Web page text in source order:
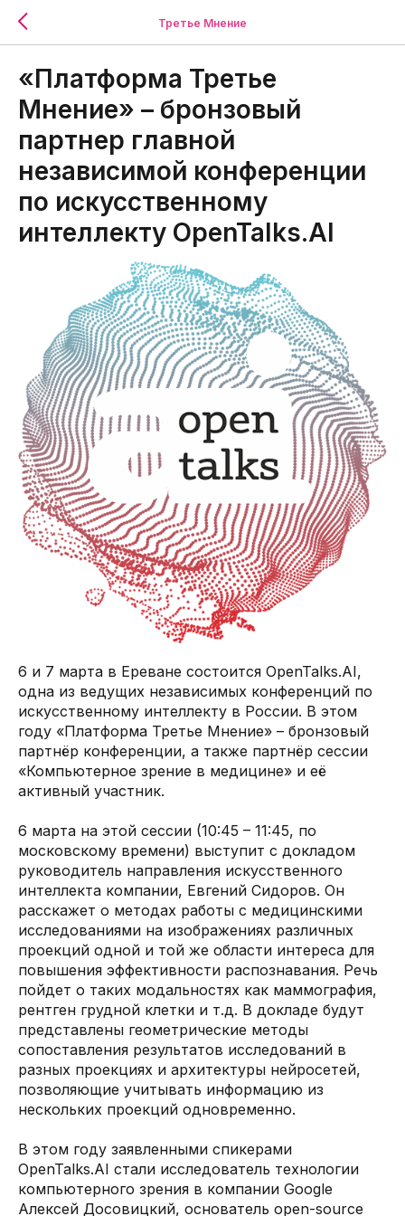
Третье Мнение
«Платформа Третье
Мнение» – бронзовый
партнер главной
независимой конференции
по искусственному
интеллекту OpenTalks.AI
6 и 7 марта в Ереване состоится OpenTalks.AI,
одна из ведущих независимых конференций по
искусственному интеллекту в России. В этом
году «Платформа Третье Мнение» – бронзовый
партнёр конференции, а также партнёр сессии
«Компьютерное зрение в медицине» и её
активный участник.
6 марта на этой сессии (10:45 – 11:45, по
московскому времени) выступит с докладом
руководитель направления искусственного
интеллекта компании, Евгений Сидоров. Он
расскажет о методах работы с медицинскими
исследованиями на изображениях различных
проекций одной и той же области интереса для
повышения эффективности распознавания. Речь
пойдет о таких модальностях как маммография,
рентген грудной клетки и т.д. В докладе будут
представлены геометрические методы
сопоставления результатов исследований в
разных проекциях и архитектуры нейросетей,
позволяющие учитывать информацию из
нескольких проекций одновременно.
В этом году заявленными спикерами
OpenTalks.AI стали исследователь технологии
компьютерного зрения в компании Google
Алексей Досовицкий, основатель open-source